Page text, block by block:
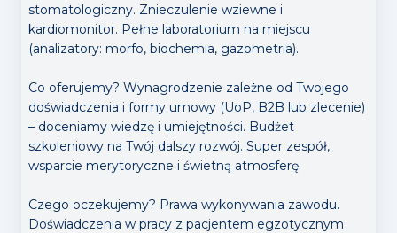
stomatologiczny. Znieczulenie wziewne i
kardiomonitor. Pełne laboratorium na miejscu
(analizatory: morfo, biochemia, gazometria).
Co oferujemy? Wynagrodzenie zależne od Twojego
doświadczenia i formy umowy (UoP, B2B lub zlecenie)
– doceniamy wiedzę i umiejętności. Budżet
szkoleniowy na Twój dalszy rozwój. Super zespół,
wsparcie merytoryczne i świetną atmosferę.
Czego oczekujemy? Prawa wykonywania zawodu.
Doświadczenia w pracy z pacjentem egzotycznym